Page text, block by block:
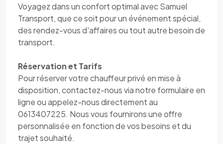
Voyagez dans un confort optimal avec Samuel
Transport, que ce soit pour un événement spécial,
des rendez-vous d'affaires ou tout autre besoin de
transport.
Réservation et Tarifs
Pour réserver votre chauffeur privé en mise à
disposition, contactez-nous via notre formulaire en
ligne ou appelez-nous directement au
0613407225. Nous vous fournirons une offre
personnalisée en fonction de vos besoins et du
trajet souhaité.